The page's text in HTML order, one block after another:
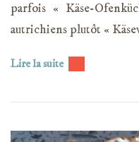
parfois « Käse-
autrichiens plutôt «
Lire la suite